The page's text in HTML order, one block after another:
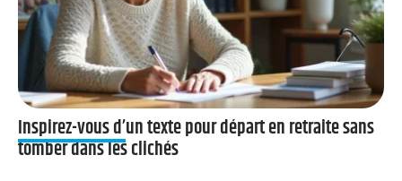
Inspirez-vous d’un texte pour départ en retraite sans
tomber dans les clichés